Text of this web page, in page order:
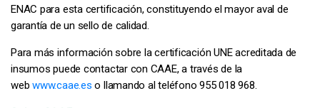
ENAC para esta certificación, constituyendo el mayor aval de
garantía de un sello de calidad.
Para más información sobre la certificación UNE acreditada de
insumos puede contactar con CAAE, a través de la
webwww.caae.es o llamando al teléfono 955 018 968.